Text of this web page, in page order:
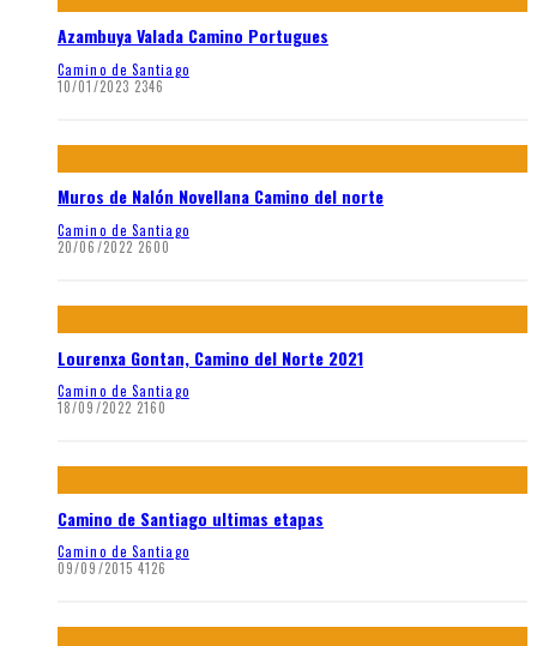
Azambuya Valada Camino Portugues
Camino de Santiago
10/01/2023 2346
Muros de Nalón Novellana Camino del norte
Camino de Santiago
20/06/2022 2600
Lourenxa Gontan, Camino del Norte 2021
Camino de Santiago
18/09/2022 2160
Camino de Santiago ultimas etapas
Camino de Santiago
09/09/2015 4126